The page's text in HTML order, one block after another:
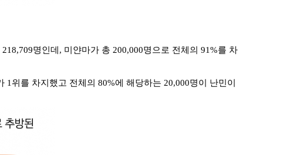
명인데, 미얀마가 총 200,000명으로 전체의 91%를 차
위를 차지했고 전체의 80%에 해당하는 20,000명이 난민이